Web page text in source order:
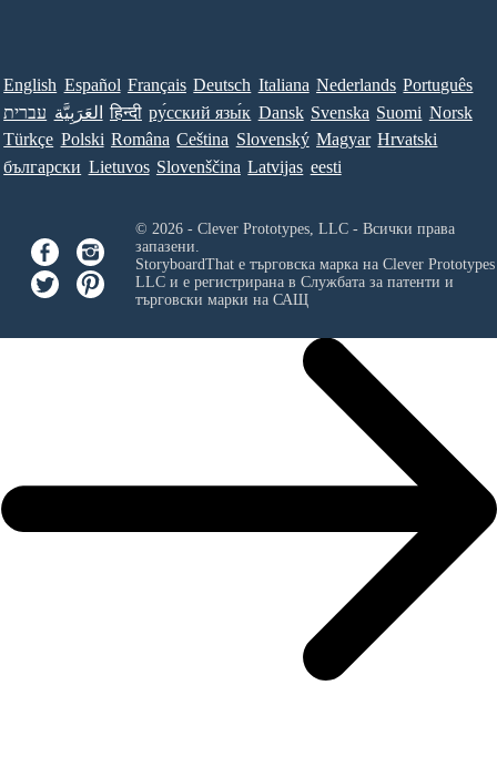
English Español Français Deutsch Italiana Nederlands Português
עברית العَرَبِيَّة हिन्दी ру́сский язы́к Dansk Svenska Suomi Norsk
Türkçe Polski Româna Ceština Slovenský Magyar Hrvatski
български Lietuvos Slovenščina Latvijas eesti
© 2026 - Clever Prototypes, LLC - Всички права
запазени.
StoryboardThat е търговска марка на Clever
LLCи е регистрирана в Службата за патенти и
търговски марки на САЩ